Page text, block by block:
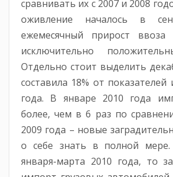
сравнивать их с 2007 и 2008
оживление началось в
ежемесячный прирост
исключительно
Отдельно стоит выделить
составила 18% от показателей
года. В январе 2010 года
более, чем в 6 раз по
2009 года – новые
о себе знать в полной мере.
января-марта 2010 года, то